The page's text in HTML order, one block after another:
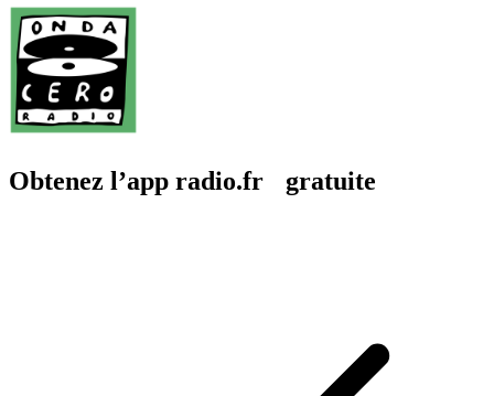
Obtenez l’app radio.fr gratuite